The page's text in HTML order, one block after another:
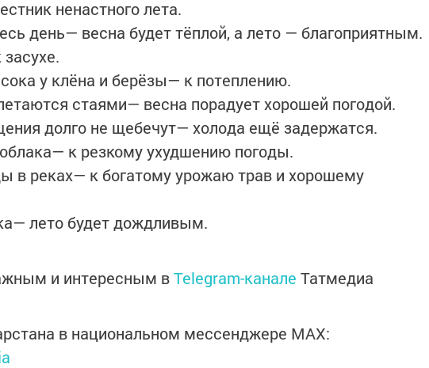
ненастного лета.
день— весна будет тёплой, а лето — благоприятным.
у клёна и берёзы— к потеплению.
стаями— весна порадует хорошей погодой.
долго не щебечут— холода ещё задержатся.
к резкому ухудшению погоды.
в реках— к богатому урожаю трав и хорошему
лето будет дождливым.
и интересным вTelegram-канале Татмедиа
в национальном мессенджере MАХ: